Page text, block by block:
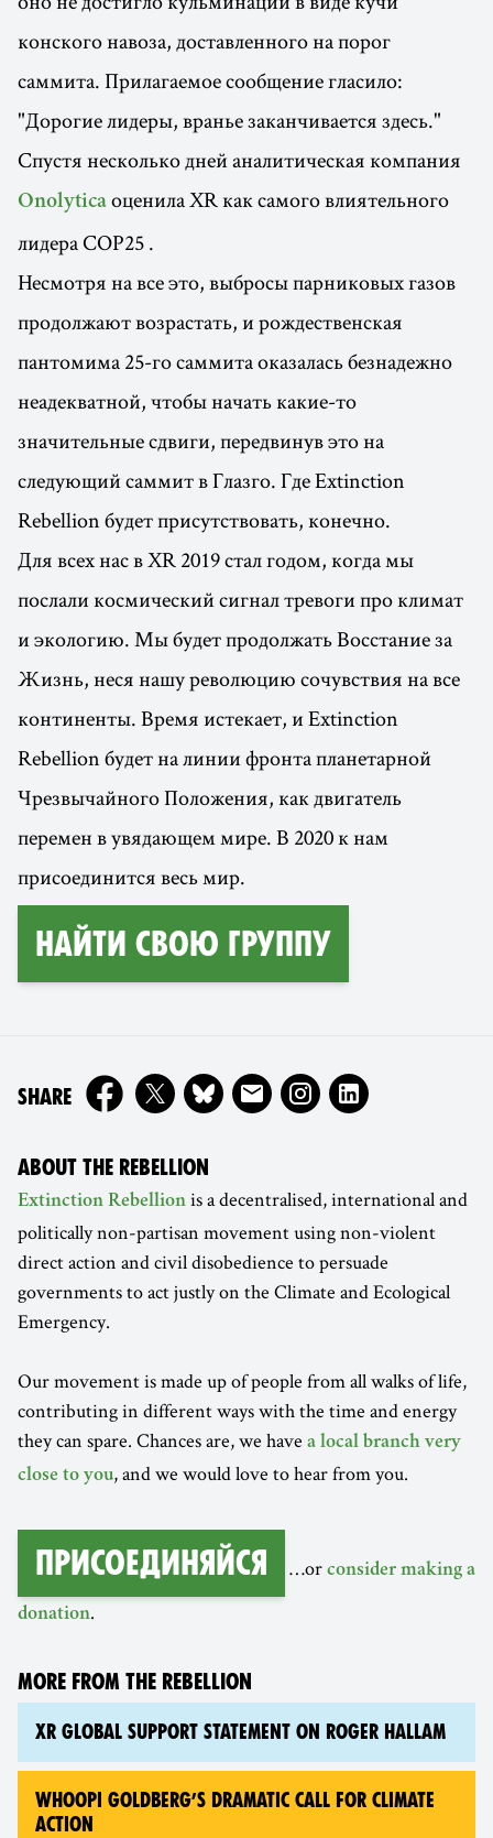
конского навоза, доставленного на порог
саммита. Прилагаемое сообщение гласило:
"Дорогие лидеры, вранье заканчивается здесь."
Спустя несколько дней аналитическая компания
Onolytica оценила XR как самого влиятельного
лидера COP25 .
Несмотря на все это, выбросы парниковых газов
продолжают возрастать, и рождественская
пантомима 25-го саммита оказалась безнадежно
неадекватной, чтобы начать какие-то
значительные сдвиги, передвинув это на
следующий саммит в Глазго. Где Extinction
Rebellion будет присутствовать, конечно.
Для всех нас в XR 2019 стал годом, когда мы
послали космический сигнал тревоги про климат
и экологию. Мы будет продолжать Восстание за
Жизнь, неся нашу революцию сочувствия на все
континенты. Время истекает, и Extinction
Rebellion будет на линии фронта планетарной
Чрезвычайного Положения, как двигатель
перемен в увядающем мире. В 2020 к нам
присоединится весь мир.
найти свою группу
SHAREON
ABOUT THE REBELLION
Extinction Rebellion is a decentralised, international and
politically non-partisan movement using non-violent
direct action and civil disobedience to persuade
governments to act justly on the Climate and Ecological
Emergency.
Our movement is made up of people from all walks of life,
contributing in different ways with the time and energy
they can spare. Chances are, we have a local branch very
close to you, and we would love to hear from you.
Присоединяйся …or consider making a
donation.
MORE FROM THE REBELLION
XR GLOBAL SUPPORT STATEMENT ON ROGER HALLAM
WHOOPI GOLDBERG’S DRAMATIC CALL FOR CLIMATE
ACTION